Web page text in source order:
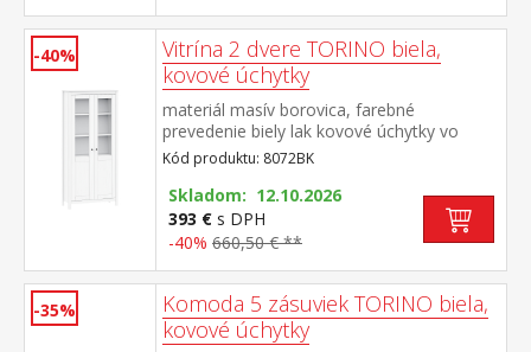
-40%
Vitrína 2 dvere TORINO biela,
kovové úchytky
materiál masív borovica, farebné
prevedenie biely lak kovové úchytky vo
farebnom prevedení černená mosadz dvoje
čiastočne presklené dvere, štyri police
Kód produktu: 8072BK
Skladom: 12.10.2026
393 € s DPH
-40% 660,50 € **
-35%
Komoda 5 zásuviek TORINO biela,
kovové úchytky